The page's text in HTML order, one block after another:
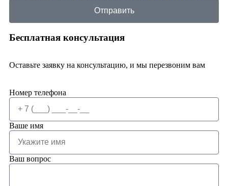
Отправить
Бесплатная консультация
Оставьте заявку на консультацию, и мы перезвоним вам
Номер телефона
Ваше имя
Ваш вопрос